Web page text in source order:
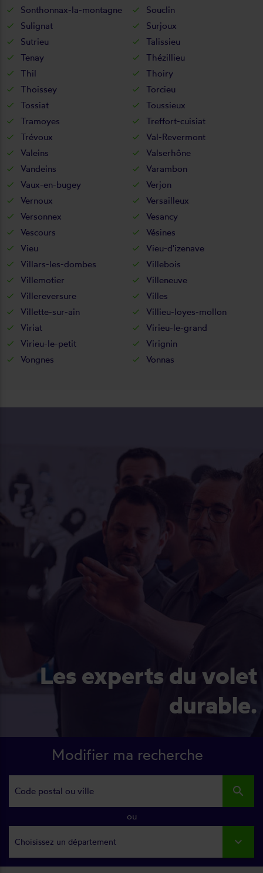
Sonthonnax-la-montagne
Souclin
Sulignat
Surjoux
Sutrieu
Talissieu
Tenay
Thézillieu
Thil
Thoiry
Thoissey
Torcieu
Tossiat
Toussieux
Tramoyes
Treffort-cuisiat
Trévoux
Val-Revermont
Valeins
Valserhône
Vandeins
Varambon
Vaux-en-bugey
Verjon
Vernoux
Versailleux
Versonnex
Vesancy
Vescours
Vésines
Vieu
Vieu-d'izenave
Villars-les-dombes
Villebois
Villemotier
Villeneuve
Villereversure
Villes
Villette-sur-ain
Villieu-loyes-mollon
Viriat
Virieu-le-grand
Virieu-le-petit
Virignin
Vongnes
Vonnas
Les experts du volet
durable.
Modifier ma recherche
search
ou
Choisissez un département